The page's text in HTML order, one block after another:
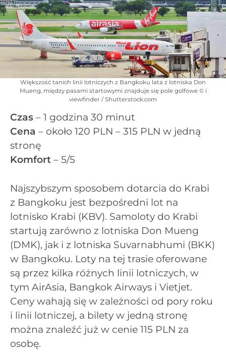
Większość tanich linii lotniczych z Bangkoku lata z lotniska Don
Mueng, między pasami startowymi znajduje się pole golfowe © i
viewfinder / Shutterstock.com
Czas – 1 godzina 30 minut
Cena – około 120 PLN – 315 PLN w jedną
stronę
Komfort – 5/5
Najszybszym sposobem dotarcia do Krabi
z Bangkoku jest bezpośredni lot na
lotnisko Krabi (KBV). Samoloty do Krabi
startują zarówno z lotniska Don Mueng
(DMK), jak i z lotniska Suvarnabhumi (BKK)
w Bangkoku. Loty na tej trasie oferowane
są przez kilka różnych linii lotniczych, w
tym AirAsia, Bangkok Airways i Vietjet.
Ceny wahają się w zależności od pory roku
i linii lotniczej, a bilety w jedną stronę
można znaleźć już w cenie 115 PLN za
osobę.